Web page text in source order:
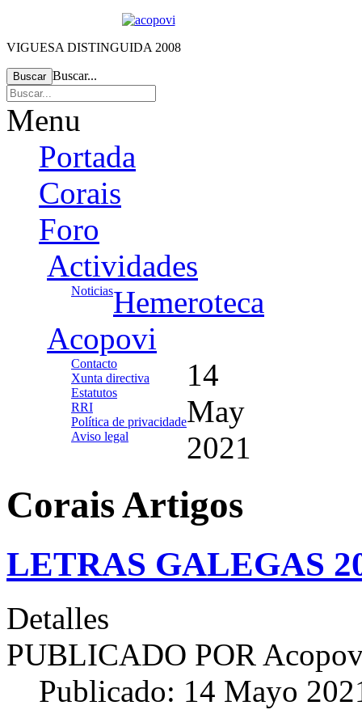
VIGUESA DISTINGUIDA 2008
Buscar Buscar...
Menu
Portada
Corais
Foro
Actividades
NoticiasHemeroteca
Acopovi
Contacto
Xunta directiva
Estatutos
RRI
Política de privacidade
Aviso legal
14
May
2021
Corais Artigos
LETRAS GALEGAS
Detalles
PUBLICADO POR
Publicado: 14 Mayo